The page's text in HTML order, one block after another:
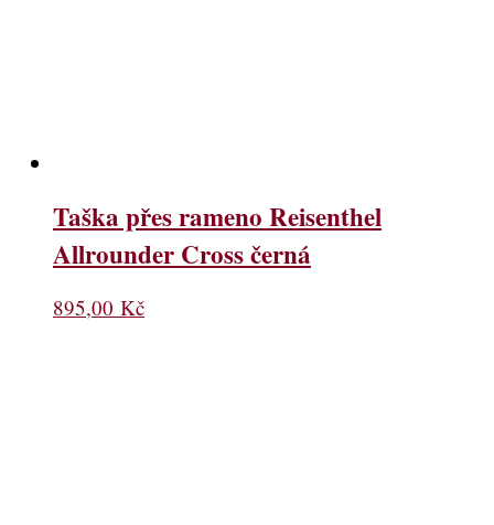
Taška přes rameno Reisenthel
Allrounder Cross černá
895,00 Kč